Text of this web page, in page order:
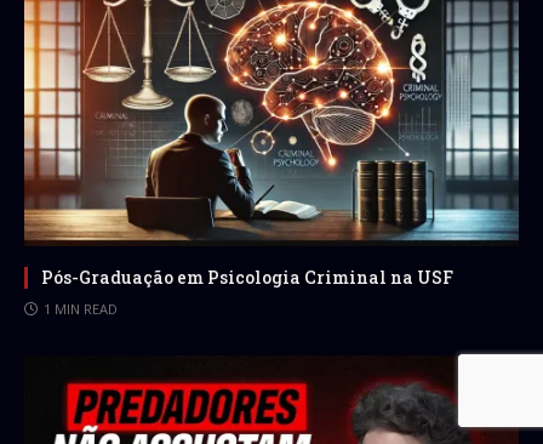
Pós-Graduação em Psicologia Criminal na USF
1 MIN READ